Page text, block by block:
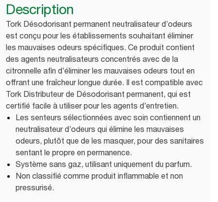
Description
Tork Désodorisant permanent neutralisateur d’odeurs
est conçu pour les établissements souhaitant éliminer
les mauvaises odeurs spécifiques. Ce produit contient
des agents neutralisateurs concentrés avec de la
citronnelle afin d’éliminer les mauvaises odeurs tout en
offrant une fraîcheur longue durée. Il est compatible avec
Tork Distributeur de Désodorisant permanent, qui est
certifié facile à utiliser pour les agents d’entretien.
Les senteurs sélectionnées avec soin contiennent un
neutralisateur d’odeurs qui élimine les mauvaises
odeurs, plutôt que de les masquer, pour des sanitaires
sentant le propre en permanence.
Système sans gaz, utilisant uniquement du parfum.
Non classifié comme produit inflammable et non
pressurisé.